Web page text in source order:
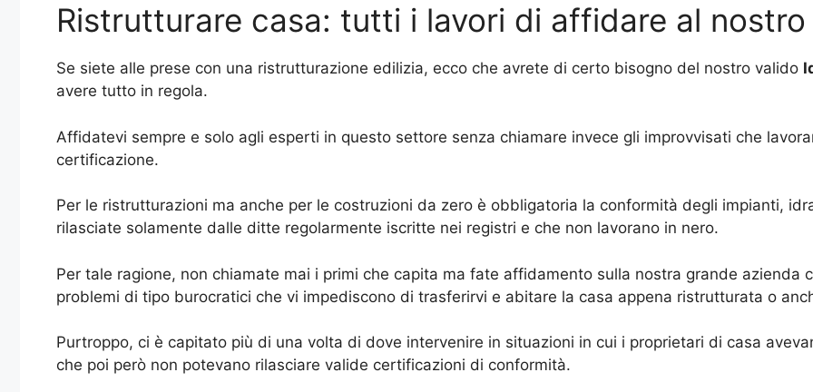
Ristrutturare casa: tutti i lavori di affidare al
Se siete alle prese con una ristrutturazione edilizia, ecco che avrete di certo bisogno del nostro valido
avere tutto in regola.
Affidatevi sempre e solo agli esperti in questo settore senza chiamare invece gli improvvisati che
certificazione.
Per le ristrutturazioni ma anche per le costruzioni da zero è obbligatoria la conformità degli impianti,
rilasciate solamente dalle ditte regolarmente iscritte nei registri e che non lavorano in nero.
Per tale ragione, non chiamate mai i primi che capita ma fate affidamento sulla nostra grande azienda
problemi di tipo burocratici che vi impediscono di trasferirvi e abitare la casa appena ristrutturata o
Purtroppo, ci è capitato più di una volta di dove intervenire in situazioni in cui i proprietari di casa
che poi però non potevano rilasciare valide certificazioni di conformità.